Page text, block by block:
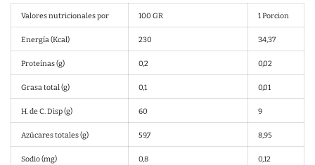
Valores nutricionales por 100 GR 1 Porcion
Energía (Kcal) 230 34,37
Proteínas (g) 0,2 0,02
Grasa total (g) 0,1 0,01
H. de C. Disp (g) 60 9
Azúcares totales (g) 59,7 8,95
Sodio (mg) 0,8 0,12